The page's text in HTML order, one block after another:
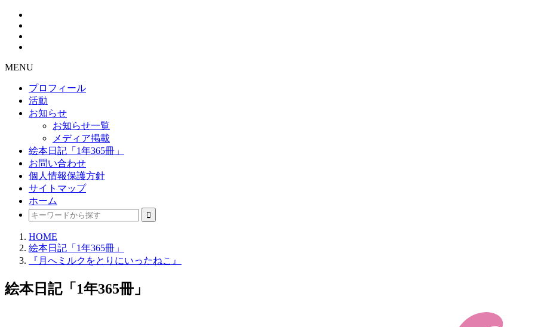
MENU
プロフィール
活動
お知らせ
お知らせ一覧
メディア掲載
絵本日記「1年365冊」
お問い合わせ
個人情報保護方針
サイトマップ
ホーム
HOME
絵本日記「1年365冊」
『月へミルクをとりにいったねこ』
絵本日記「1年365冊」